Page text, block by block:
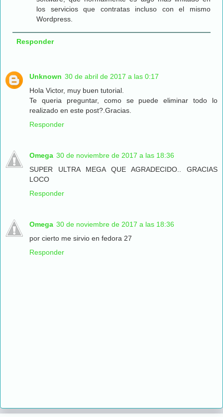
los servicios que contratas incluso con el mismo
Wordpress.
Responder
Unknown 30 de abril de 2017 a las 0:17
Hola Victor, muy buen tutorial.
Te queria preguntar, como se puede eliminar todo lo
realizado en este post?.Gracias.
Responder
Omega 30 de noviembre de 2017 a las 18:36
SUPER ULTRA MEGA QUE AGRADECIDO.. GRACIAS
LOCO
Responder
Omega 30 de noviembre de 2017 a las 18:36
por cierto me sirvio en fedora 27
Responder